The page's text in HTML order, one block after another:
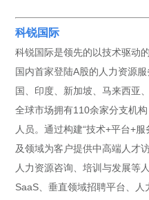
科锐国际
科锐国际是领先的以技术驱动
国内首家登陆A股的人力资源
国、印度、新加坡、马来西亚
全球市场拥有110余家分支机
人员。通过构建“技术+平台+
及领域为客户提供中高端人才
人力资源咨询、培训与发展等
SaaS、垂直领域招聘平台、